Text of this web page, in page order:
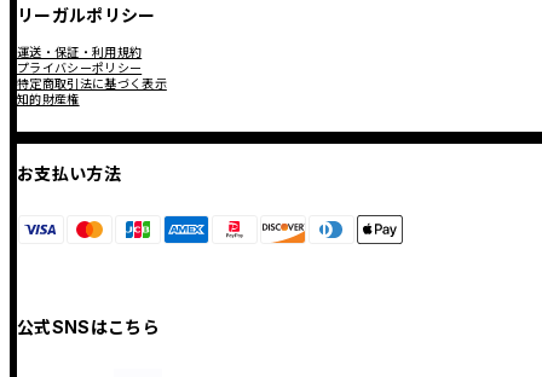
リーガルポリシー
運送・保証・利用規約
プライバシーポリシー
特定商取引法に基づく表示
知的財産権
お支払い方法
公式SNSはこちら